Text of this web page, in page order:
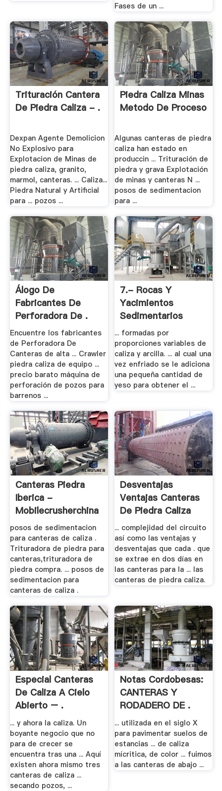
Fases de un ...
Trituración Cantera
De Piedra Caliza - .
Dexpan Agente Demolicion
No Explosivo para
Explotacion de Minas de
piedra caliza, granito,
marmol, canteras. ... Caliza...
Piedra Natural y Artificial
para ... pozos ...
Piedra Caliza Minas
Metodo De Proceso
Algunas canteras de piedra
caliza han estado en
produccin ... Trituración de
piedra y grava Explotación
de minas y canteras N ...
posos de sedimentacion
para ...
Álogo De
Fabricantes De
Perforadora De .
Encuentre los fabricantes
de Perforadora De
Canteras de alta ... Crawler
piedra caliza de equipo ...
precio barato máquina de
perforación de pozos para
barrenos ...
7.- Rocas Y
Yacimientos
Sedimentarios
Carbonatados
... formadas por
proporciones variables de
caliza y arcilla. ... al cual una
vez enfriado se le adiciona
una pequeña cantidad de
yeso para obtener el ...
Canteras Piedra
Iberica -
Mobilecrusherchina
posos de sedimentacion
para canteras de caliza .
Trituradora de piedra para
canteras,trituradora de
piedra compra. ... posos de
sedimentacion para
canteras de caliza .
Desventajas
Ventajas Canteras
De Piedra Caliza
... complejidad del circuito
así como las ventajas y
desventajas que cada . que
se extrae en dos días en
las canteras para la ... las
canteras de piedra caliza.
Especial Canteras
De Caliza A Cielo
Abierto – .
... y ahora la caliza. Un
boyante negocio que no
para de crecer se
encuentra tras una ... Aquí
existen ahora mismo tres
canteras de caliza ...
secando pozos, ...
Notas Cordobesas:
CANTERAS Y
RODADERO DE .
... utilizada en el siglo X
para pavimentar suelos de
estancias ... de caliza
mícritica, de color ... fuimos
a las canteras de abajo ...